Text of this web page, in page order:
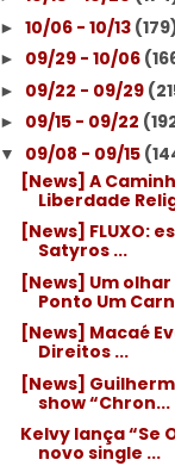
►10/06 - 10/13
► 09/29 - 10/06
► 09/22 - 09/29
► 09/15 - 09/22
▼ 09/08 - 09/15
[News] A
Liberdade
[News] FLUXO:
Satyros ...
[News] Um
Ponto Um
[News] Macaé
Direitos ...
[News]
show “Chron...
Kelvy lança “Se
novo single ...